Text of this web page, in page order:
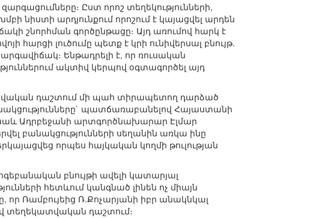
Ըստ որոշ տեղեկությունների,
նիստի արդյունքում որոշում է կայացվել արդեն
շնորհման գործընթացը։ Այդ առումով հարկ է
հարցի լուծումը պետք է կրի ունիվերսալ բնույթ.
Ենթադրելի է, որ ռուսական
ակտիվ կերպով օգտագործել այդ
դաշտում մի պահ տիրապետող դարձած
պատճառաբանելով Հայաստանի
Ադրբեջանի արտգործնախարար Էլմար
բանակցությունների սեղանին առկա ինը
որպես հայկական կողմի թուլության
բնույթի ավելի կատարյալ
հետևում կանգնած լինեն ոչ միայն
Ռամբույեից Ռ.Քոչարյանի իբր անակնկալ
տեղեկատվական դաշտում։